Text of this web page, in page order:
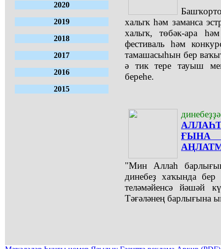
2020
2019
2018
2017
2016
2015
халыҡ һәм заманса
халыҡ, төбәк-ара
фестиваль һәм
тамашасыһын бер
ә тик тере тауыш
береһе.
ҒЫНА
"Мин Аллаһ
динебеҙ хаҡында бер
теләмәйенсә йәшәй
Тәғәләнең барлығына